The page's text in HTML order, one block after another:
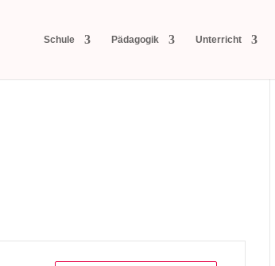
Schule Pädagogik Unterricht